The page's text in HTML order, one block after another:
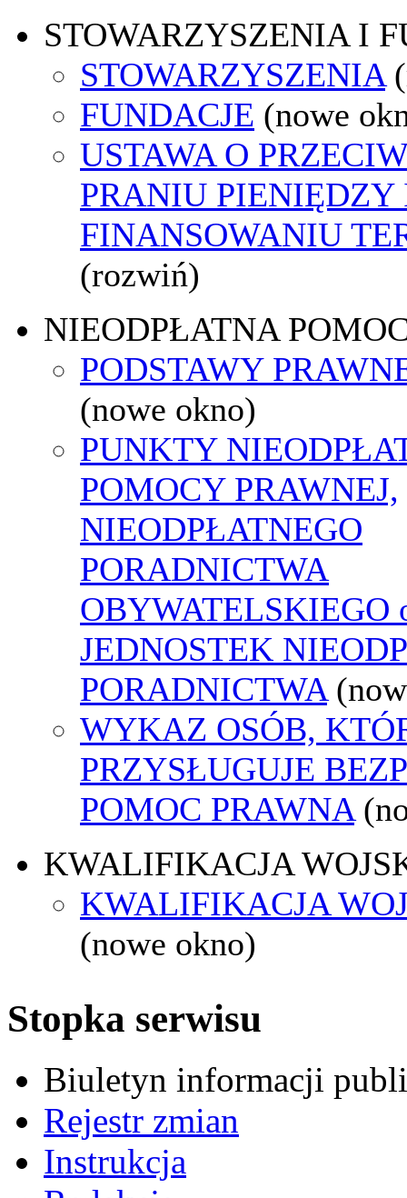
STOWARZYSZENIA I
STOWARZYSZENIA
FUNDACJE (nowe
USTAWA O
PRANIU PIENIĘDZY
FINANSOWANIU
(rozwiń)
NIEODPŁATNA
PODSTAWY
(nowe okno)
PUNKTY
POMOCY PRAWNEJ,
NIEODPŁATNEGO
PORADNICTWA
OBYWATELSKIEGO
JEDNOSTEK
PORADNICTWA
WYKAZ OSÓB,
PRZYSŁUGUJE
POMOC PRAWNA
KWALIFIKACJA
KWALIFIKACJA
(nowe okno)
Stopka serwisu
Biuletyn informacji
Rejestr zmian
Instrukcja